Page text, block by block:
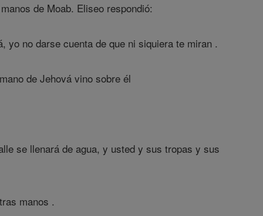
de Moab. Eliseo respondió:
yo no darse cuenta de que ni siquiera te miran .
de Jehová vino sobre él
se llenará de agua, y usted y sus tropas y sus
manos .